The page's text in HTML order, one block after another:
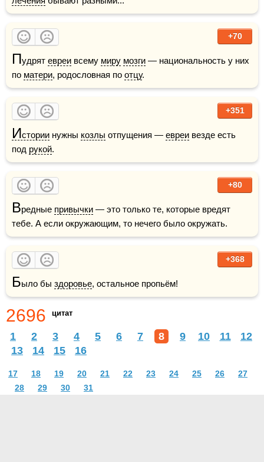
+70
Пудрят евреи всему миру мозги — национальность у них
по матери, родословная по отцу.
+351
Истории нужны козлы отпущения — евреи везде есть
под рукой.
+80
Вредные привычки — это только те, которые вредят
тебе. А если окружающим, то нечего было окружать.
+368
Было бы здоровье, остальное пропьём!
2696 цитат
1 2 3 4 5 6 7 8 9 10 11
12
13
14 15 16
17 18 19 20 21 22 23 24 25 26
27
28
29 30 31